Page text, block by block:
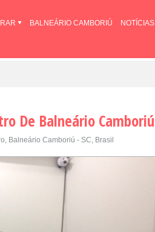
BALNEÁRIO CAMBORIÚ NOTÍCIAS
De Balneário Camboriú
Balneário Camboriú - SC, Brasil